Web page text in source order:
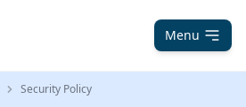
Menu
Security Policy